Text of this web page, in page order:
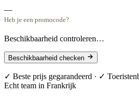
—
Heb je een promocode?
Beschikbaarheid controleren…
Beschikbaarheid checken
✓ Beste prijs gegarandeerd · ✓
Echt team in Frankrijk